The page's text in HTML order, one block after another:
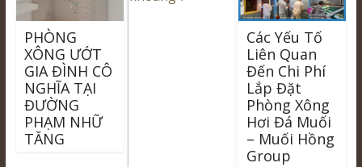
PHÒNG
XÔNG ƯỚT
GIA ĐÌNH CÔ
NGHĨA TẠI
ĐƯỜNG
PHẠM NHỮ
TĂNG
Các Yếu Tố
Liên Quan
Đến Chi Phí
Lắp Đặt
Phòng Xông
Hơi Đá Muối
– Muối Hồng
Group